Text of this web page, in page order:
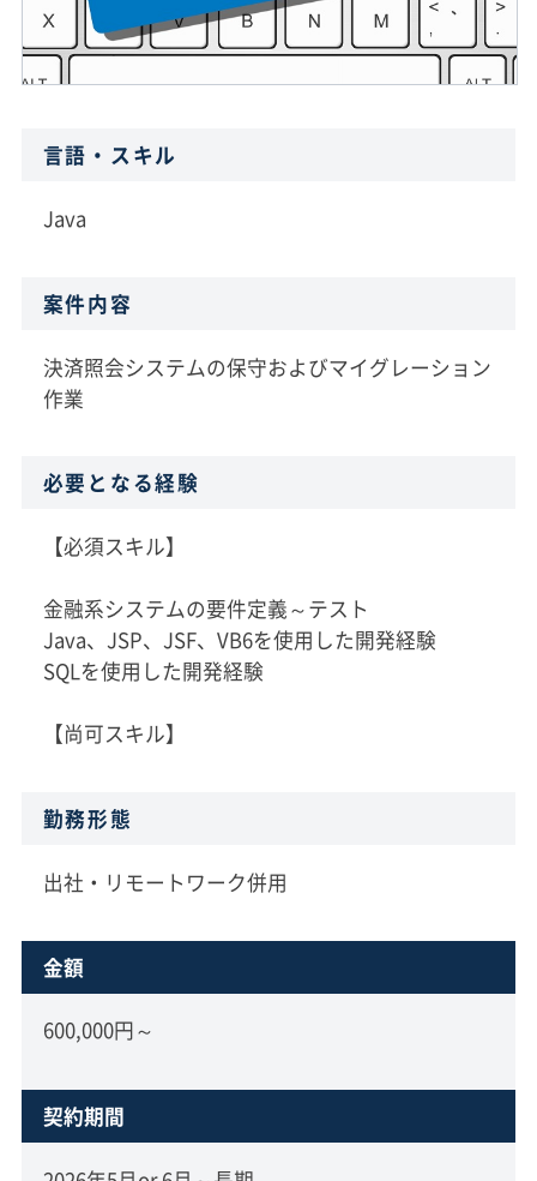
言語・スキル
Java
案件内容
決済照会システムの保守およびマイグレーション
作業
必要となる経験
【必須スキル】
金融系システムの要件定義～テスト
Java、JSP、JSF、VB6を使用した開発経験
SQLを使用した開発経験
【尚可スキル】
勤務形態
出社・リモートワーク併用
金額
600,000円～
契約期間